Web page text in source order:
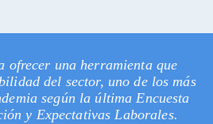
ofrecer una herramienta que
del sector, uno de los más
según la última Encuesta
y Expectativas Laborales.